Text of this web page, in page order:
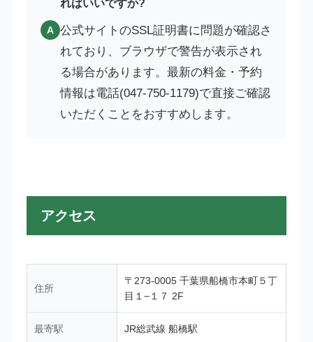
ればいいですか?
A 公式サイトのSSL証明書に問題が確認さ
れており、ブラウザで警告が表示され
る場合があります。最新の料金・予約
情報は電話(047-750-1179)で直接ご確認
いただくことをおすすめします。
アクセス
住所
〒273-0005 千葉県船橋市本町５丁
目１−１７ 2F
最寄駅 JR総武線 船橋駅